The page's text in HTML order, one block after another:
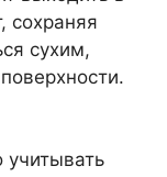
сохраняя
сухим,